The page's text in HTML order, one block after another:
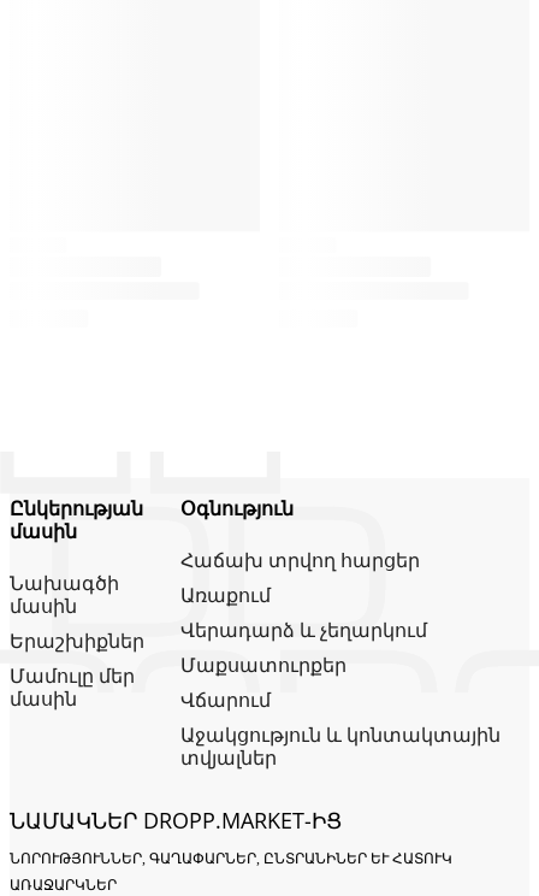
Ընկերության
մասին
Նախագծի
մասին
Երաշխիքներ
Մամուլը մեր
մասին
Օգնություն
Հաճախ տրվող հարցեր
Առաքում
Վերադարձ և չեղարկում
Մաքսատուրքեր
Վճարում
Աջակցություն և կոնտակտային
տվյալներ
ՆԱՄԱԿՆԵՐ DROPP.MARKET-ԻՑ
ՆՈՐՈՒԹՅՈՒՆՆԵՐ, ԳԱՂԱՓԱՐՆԵՐ, ԸՆՏՐԱՆԻՆԵՐ ԵՒ ՀԱՏՈՒԿ Ա
ՌԱՋԱՐԿՆԵՐ